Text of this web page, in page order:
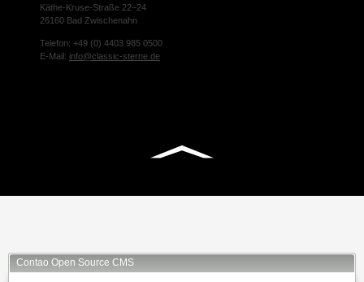
Käthe-Kruse-Straße 22–24
26160 Bad Zwischenahn
Telefon: +49 (0) 4403 985 0500
E-Mail: info@classic-sterne.de
Contao Open Source CMS